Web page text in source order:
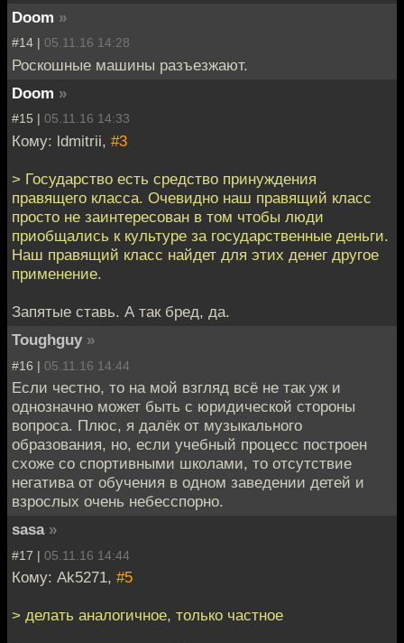
Doom »
#14 | 05.11.16 14:28
Роскошные машины разъезжают.
Doom »
#15 | 05.11.16 14:33
Кому: ldmitrii, #3
> Государство есть средство принуждения
правящего класса. Очевидно наш правящий класс
просто не заинтересован в том чтобы люди
приобщались к культуре за государственные деньги.
Наш правящий класс найдет для этих денег другое
применение.
Запятые ставь. А так бред, да.
Toughguy »
#16 | 05.11.16 14:44
Если честно, то на мой взгляд всё не так уж и
однозначно может быть с юридической стороны
вопроса. Плюс, я далёк от музыкального
образования, но, если учебный процесс построен
схоже со спортивными школами, то отсутствие
негатива от обучения в одном заведении детей и
взрослых очень небесспорно.
sasa »
#17 | 05.11.16 14:44
Кому: Ak5271, #5
> делать аналогичное, только частное